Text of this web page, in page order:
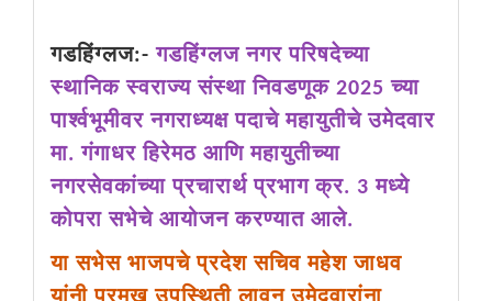
गडहिंग्लज:-गडहिंग्लज नगर परिषदेच्या
स्थानिक स्वराज्य संस्था निवडणूक 2025 च्या
पार्श्वभूमीवर नगराध्यक्ष पदाचे महायुतीचे उमेदवार
मा. गंगाधर हिरेमठ आणि महायुतीच्या
नगरसेवकांच्या प्रचारार्थ प्रभाग क्र. 3 मध्ये
कोपरा सभेचे आयोजन करण्यात आले.
या सभेस भाजपचे प्रदेश सचिव महेश जाधव